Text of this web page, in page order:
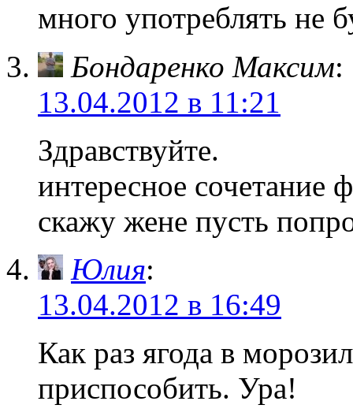
много употреблять не
Бондаренко Максим:
13.04.2012 в 11:21
Здравствуйте.
интересное сочетание
скажу жене пусть
Юлия:
13.04.2012 в 16:49
Как раз ягода в
приспособить. Ура!